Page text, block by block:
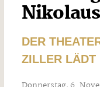
DER
ZILLER LÄDT